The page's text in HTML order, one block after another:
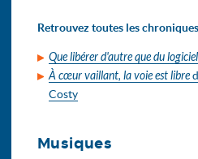
Retrouvez toutes les chroniques
Que libérer d'autre que du logiciel
À cœur vaillant, la voie est libre
Costy
Musiques